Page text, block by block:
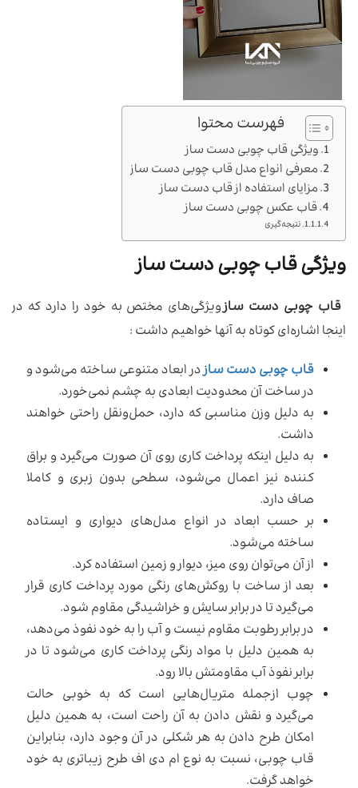
فهرست محتوا
ویژگی قاب چوبی دست ساز
معرفی انواع مدل قاب چوبی دست ساز
مزایای استفاده از قاب دست ساز
قاب عکس چوبی دست ساز
نتیجه‌گیری
ویژگی قاب چوبی دست ساز
قاب چوبی دست سازویژگی‌های مختص به خود را دارد که در
اینجا اشاره‌ای کوتاه به آنها خواهیم داشت :
قاب چوبی دست سازدر ابعاد متنوعی ساخته می‌شود و
در ساخت آن محدودیت ابعادی به چشم نمی‌خورد.
به دلیل وزن مناسبی که دارد، حمل‌و‌نقل راحتی خواهند
داشت.
به دلیل اینکه پرداخت کاری روی آن صورت می‌گیرد و براق
کننده نیز اعمال می‌شود، سطحی بدون زبری و کاملا
صاف دارد.
بر حسب ابعاد در انواع مدل‌های دیواری و ایستاده
ساخته می‌شود.
از آن می‌توان روی میز، دیوار و زمین استفاده کرد.
بعد از ساخت با روکش‌های رنگی مورد پرداخت کاری قرار
می‌گیرد تا در برابر سایش و خراشیدگی مقاوم شود.
در برابر رطوبت مقاوم نیست و آب را به خود نفوذ می‌دهد،
به همین دلیل با مواد رنگی پرداخت کاری می‌شود تا در
برابر نفوذ آب مقاومتش بالا رود.
چوب از‌جمله متریال‌هایی است که به خوبی حالت
می‌گیرد و نقش دادن به آن راحت است، به همین دلیل
امکان طرح دادن به هر شکلی در آن وجود دارد، بنابراین
قاب چوبی، نسبت به نوع‌ ام دی اف طرح زیباتری به خود
خواهد گرفت.